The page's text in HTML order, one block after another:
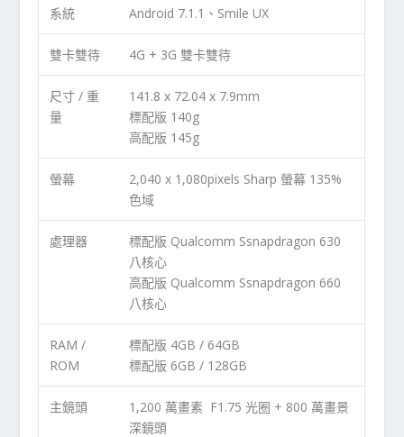
系統 Android 7.1.1、Smile UX
雙卡雙待 4G + 3G 雙卡雙待
尺寸 / 重
量
141.8 x 72.04 x 7.9mm
標配版 140g
高配版 145g
螢幕
2,040 x 1,080pixels Sharp 螢幕 135%
色域
處理器
標配版 Qualcomm Ssnapdragon 630
八核心
高配版 Qualcomm Ssnapdragon 660
八核心
RAM /
ROM
標配版 4GB / 64GB
標配版 6GB / 128GB
主鏡頭
1,200 萬畫素 F1.75 光圈 + 800 萬畫景
深鏡頭